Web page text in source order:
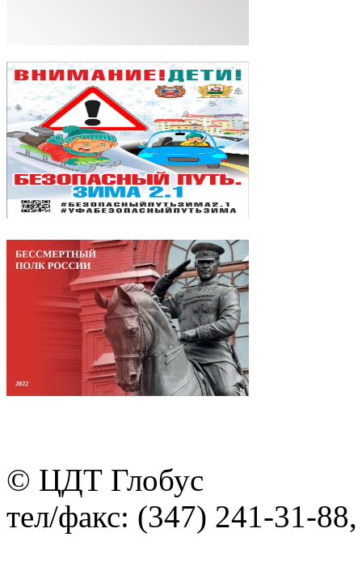
© ЦДТ Глобус
тел/факс: (347) 241-31-